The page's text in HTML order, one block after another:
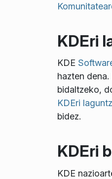
KDEri
KDE
hazten
bidaltzeko,
KDEri
bidez.
KDEri
KDE